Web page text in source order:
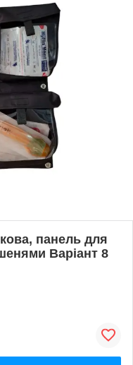
панель для
Варіант 8